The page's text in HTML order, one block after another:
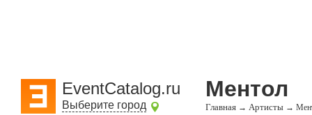
EventCatalog.ru
Выберите город
Ментол
Главная → Артисты →